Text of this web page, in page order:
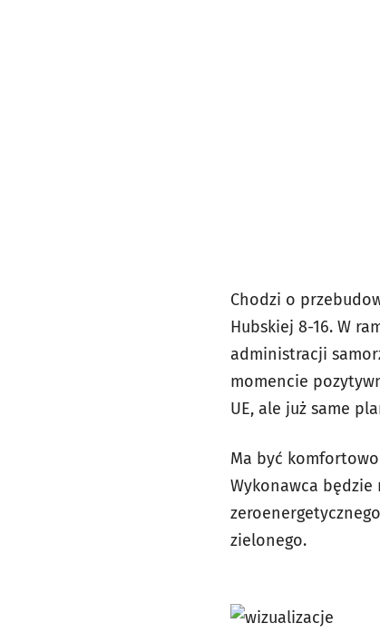
Chodzi o
Hubskiej 8-16. W
administracji
momencie
UE, ale już same
Ma być
Wykonawca
zielonego.